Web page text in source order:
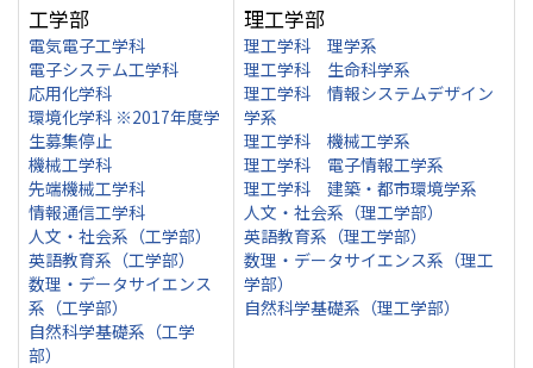
工学部
電気電子工学科
電子システム工学科
応用化学科
環境化学科 ※2017年度学
生募集停止
機械工学科
先端機械工学科
情報通信工学科
人文・社会系（工学部）
英語教育系（工学部）
数理・データサイエンス
系（工学部）
自然科学基礎系（工学
部）
理工学部
理工学科 理学系
理工学科 生命科学系
理工学科 情報システムデザイン
学系
理工学科 機械工学系
理工学科 電子情報工学系
理工学科 建築・都市環境学系
人文・社会系（理工学部）
英語教育系（理工学部）
数理・データサイエンス系（理工
学部）
自然科学基礎系（理工学部）